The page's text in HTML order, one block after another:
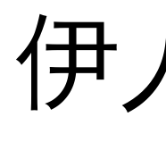
伊